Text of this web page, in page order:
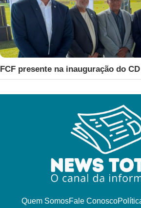
FCF presente na inauguração do
Quem SomosFale Conosco